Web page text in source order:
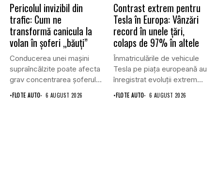
Pericolul invizibil din
trafic: Cum ne
transformă canicula la
volan în șoferi „băuți”
Conducerea unei mașini
supraîncălzite poate afecta
grav concentrarea șoferului
și poate crește...
•FLOTE AUTO 6 AUGUST 2026
Contrast extrem pentru
Tesla în Europa: Vânzări
record în unele țări,
colaps de 97% în altele
Înmatriculările de vehicule
Tesla pe piața europeană au
înregistrat evoluții extrem
de...
•FLOTE AUTO 6 AUGUST 2026